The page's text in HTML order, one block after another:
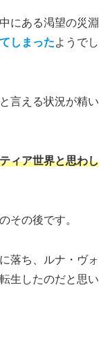
にある渇望の災淵
しまったようでし
言える状況が精い
ィア世界と思わし
その後です。
落ち、ルナ・ヴォ
生したのだと思い